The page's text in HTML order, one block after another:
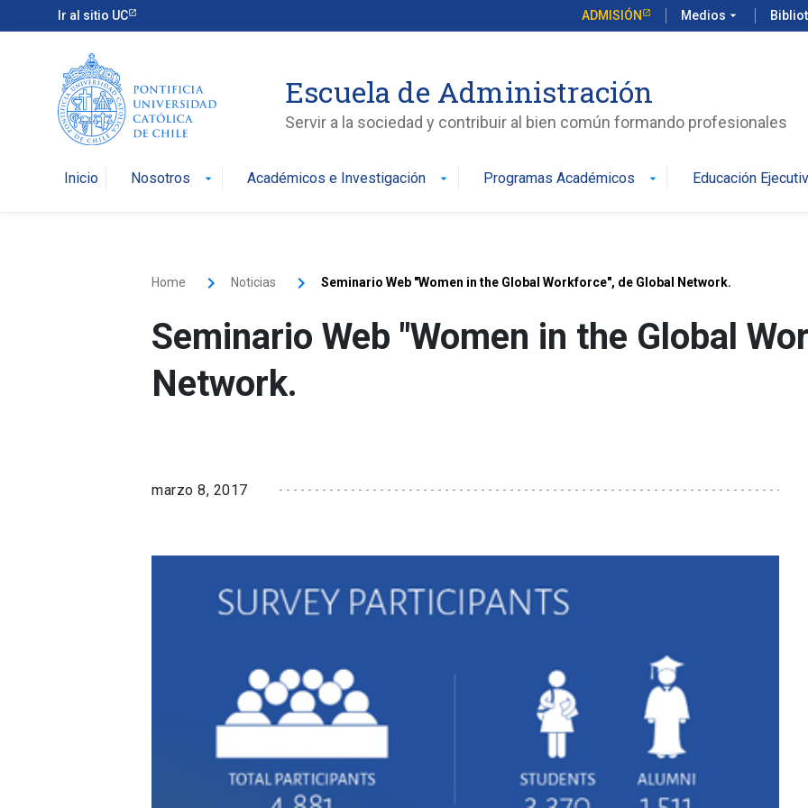
Ir al sitio UC ADMISIÓN Medios arrow_drop_down
Escuela de Administración
Servir a la sociedad y contribuir al bien común formando profesionales
Inicio Nosotros arrow_drop_down Académicos e Investigación arrow_drop_down Programas Académicos arrow_drop_down Educación
Home Noticias Seminario Web "Women in the Global Workforce", de Global Network.
Seminario Web "Women in the Global
Network.
marzo 8, 2017